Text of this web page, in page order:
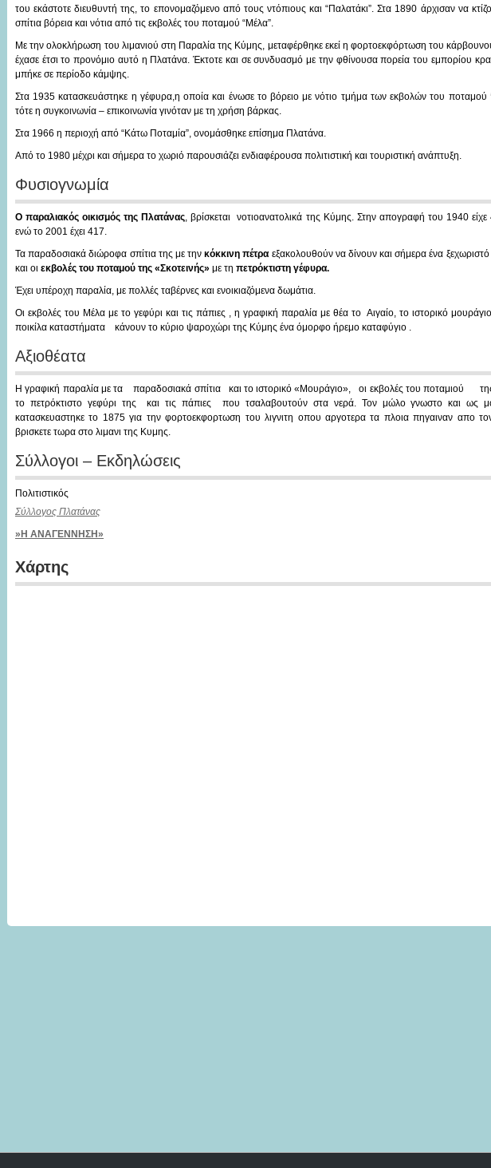
του εκάστοτε διευθυντή της, το επονομαζόμενο από τους ντόπιους και “Παλατάκι”. Στα 1890 άρχισαν να
σπίτια βόρεια και νότια από τις εκβολές του ποταμού “Μέλα”.
Με την ολοκλήρωση του λιμανιού στη Παραλία της Κύμης, μεταφέρθηκε εκεί η φορτοεκφόρτωση του
έχασε έτσι το προνόμιο αυτό η Πλατάνα. Έκτοτε και σε συνδυασμό με την φθίνουσα πορεία του εμπορίου
μπήκε σε περίοδο κάμψης.
Στα 1935 κατασκευάστηκε η γέφυρα,η οποία και ένωσε το βόρειο με νότιο τμήμα των εκβολών του ποταμού
τότε η συγκοινωνία – επικοινωνία γινόταν με τη χρήση βάρκας.
Στα 1966 η περιοχή από “Κάτω Ποταμία”, ονομάσθηκε επίσημα Πλατάνα.
Από το 1980 μέχρι και σήμερα το χωριό παρουσιάζει ενδιαφέρουσα πολιτιστική και τουριστική ανάπτυξη.
Φυσιογνωμία
Ο παραλιακός οικισμός της Πλατάνας, βρίσκεται νοτιοανατολικά της Κύμης. Στην απογραφή του 1940 είχε
ενώ το 2001 έχει 417.
Τα παραδοσιακά διώροφα σπίτια της με την κόκκινη πέτρα εξακολουθούν να δίνουν και σήμερα ένα
και οι εκβολές του ποταμού της «Σκοτεινής» με τη πετρόκτιστη γέφυρα.
Έχει υπέροχη παραλία, με πολλές ταβέρνες και ενοικιαζόμενα δωμάτια.
Οι εκβολές του Μέλα με το γεφύρι και τις πάπιες , η γραφική παραλία με θέα το Αιγαίο, το ιστορικό
ποικίλα καταστήματα κάνουν το κύριο ψαροχώρι της Κύμης ένα όμορφο ήρεμο καταφύγιο .
Αξιοθέατα
Η γραφική παραλία με τα παραδοσιακά σπίτια και το ιστορικό «Μουράγιο», οι εκβολές του ποταμιού
το πετρόκτιστο γεφύρι της και τις πάπιες που τσαλαβουτούν στα νερά. Τον μώλο γνωστο και ως
κατασκευαστηκε το 1875 για την φορτοεκφορτωση του λιγνιτη οπου αργοτερα τα πλοια πηγαιναν απο
βρισκετε τωρα στο λιμανι της Κυμης.
Σύλλογοι – Εκδηλώσεις
Πολιτιστικός
Σύλλογος Πλατάνας
»Η ΑΝΑΓΕΝΝΗΣΗ»
Χάρτης